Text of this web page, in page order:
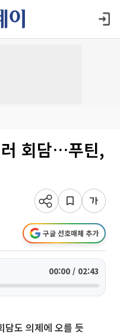
러 회담…푸틴,
구글 선호매체 추가
00:00 / 02:43
담도 의제에 오를 듯